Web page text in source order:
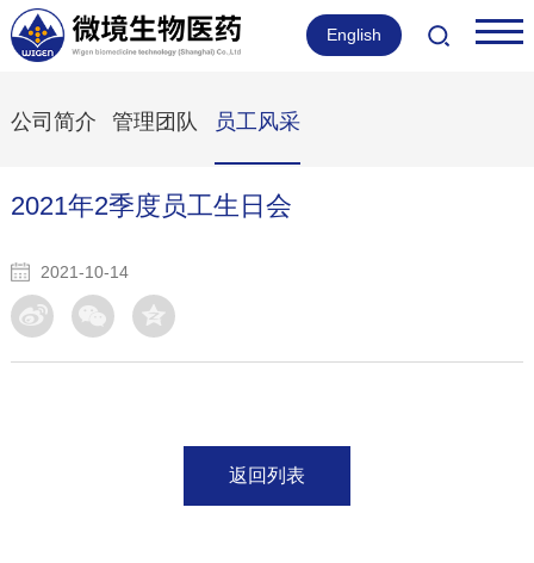
English
公司简介 管理团队 员工风采
2021年2季度员工生日会
2021-10-14
返回列表